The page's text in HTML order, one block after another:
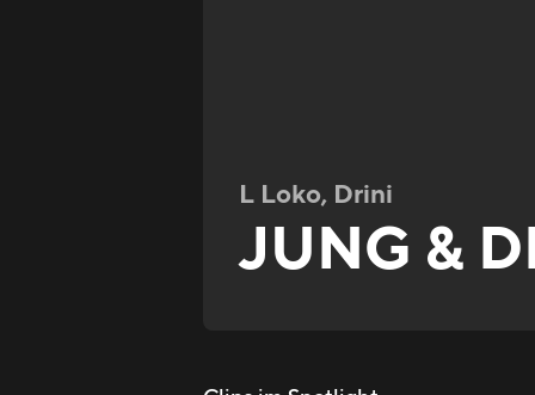
L Loko, Drini
JUNG &